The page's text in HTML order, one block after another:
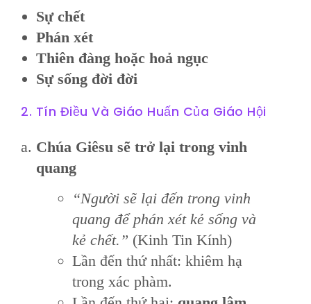
Sự chết
Phán xét
Thiên đàng hoặc hoả ngục
Sự sống đời đời
2. Tín Điều Và Giáo Huấn Của Giáo Hội
Chúa Giêsu sẽ trở lại trong vinh
quang
“Người sẽ lại đến trong vinh
quang để phán xét kẻ sống và
kẻ chết.” (Kinh Tin Kính)
Lần đến thứ nhất: khiêm hạ
trong xác phàm.